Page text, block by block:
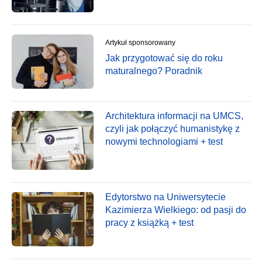
Artykuł sponsorowany
Jak przygotować się do roku
maturalnego? Poradnik
Architektura informacji na UMCS,
czyli jak połączyć humanistykę z
nowymi technologiami + test
Edytorstwo na Uniwersytecie
Kazimierza Wielkiego: od pasji do
pracy z książką + test